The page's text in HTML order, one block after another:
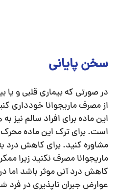
سخن پایانی
در صورتی که بیماری قلبی و یا
از مصرف ماریجوانا خودداری
این ماده برای افراد سالم نیز
است. برای ترک این ماده
مشاوره کنید. برای کاهش درد به
ماریجوانا مصرف نکنید زیرا
کاهش درد آنی موثر باشد اما
عوارض جبران ناپذیری در فرد